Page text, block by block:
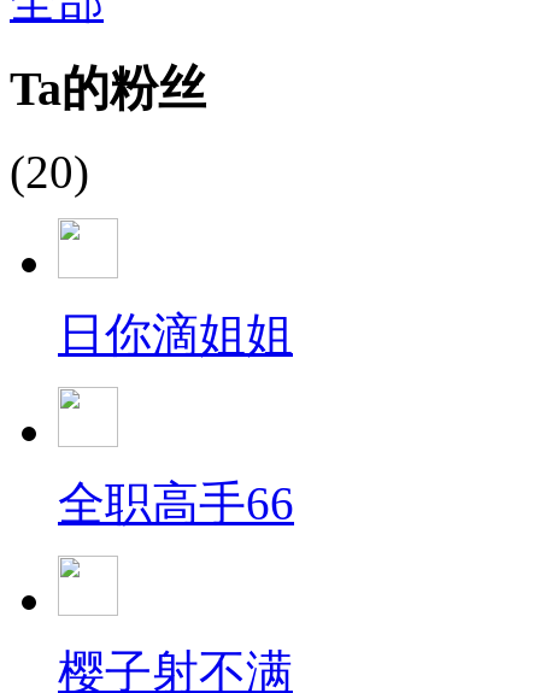
Ta的粉丝
(20)
日你滴姐姐
全职高手66
樱子射不满